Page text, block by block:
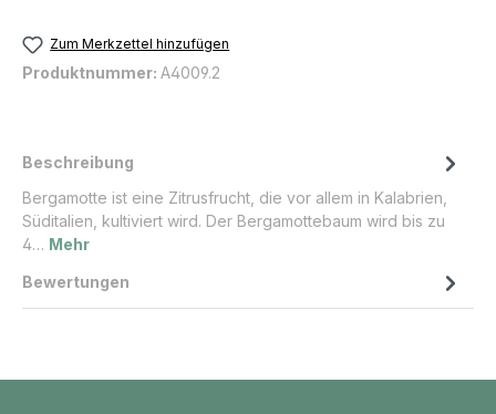
Zum Merkzettel hinzufügen
Produktnummer: A4009.2
Beschreibung
Bergamotte ist eine Zitrusfrucht, die vor allem in Kalabrien,
Süditalien, kultiviert wird. Der Bergamottebaum wird bis zu
4… Mehr
Bewertungen